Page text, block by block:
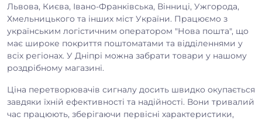
Львова, Києва, Івано-Франківська, Вінниці, Ужгорода,
Хмельницького та інших міст України. Працюємо з
українським логістичним оператором "Нова пошта", що
має широке покриття поштоматами та відділеннями у
всіх регіонах. У Дніпрі можна забрати товари у нашому
роздрібному магазині.
Ціна перетворювачів сигналу досить швидко окупається
завдяки їхній ефективності та надійності. Вони тривалий
час працюють, зберігаючи первісні характеристики,